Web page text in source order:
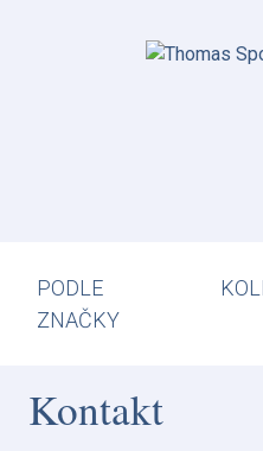
PODLE
ZNAČKY
Kontakt